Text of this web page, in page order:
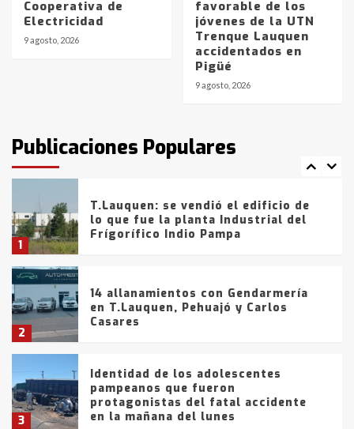
Cooperativa de
Electricidad
9 agosto, 2026
favorable de los
jóvenes de la UTN
Trenque Lauquen
accidentados en
Pigüé
9 agosto, 2026
Publicaciones Populares
La Bolsa de Cereales de Bahía
Blanca anticipa que Agosto vendrá
con lluvias y heladas, en gran parte
fueron detenidos por
comercialización de drogas en la
tarde del sábado
1
T.Lauquen: se vendió el edificio de
lo que fue la planta Industrial del
Frígorífico Indio Pampa
2
14 allanamientos con Gendarmería
en T.Lauquen, Pehuajó y Carlos
Casares
3
Identidad de los adolescentes
pampeanos que fueron
protagonistas del fatal accidente
en la mañana del lunes